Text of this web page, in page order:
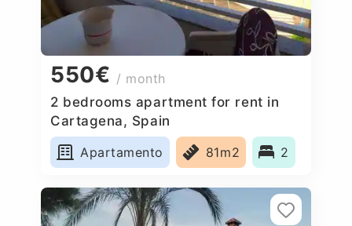
550€ / month
2 bedrooms apartment for rent in
Cartagena, Spain
Apartamento
81m2 2